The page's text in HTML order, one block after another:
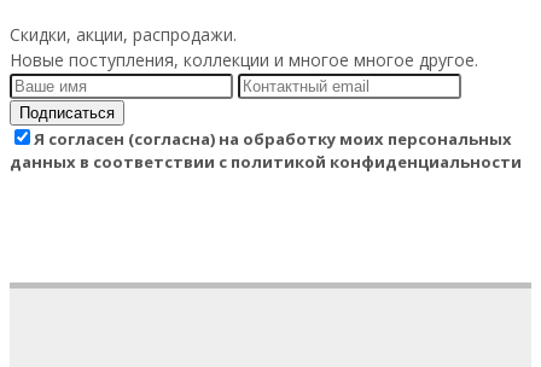
Скидки, акции, распродажи.
Новые поступления, коллекции и многое многое другое.
Подписаться
Я согласен (согласна) на обработку моих персональных
данных в соответствии с политикой конфиденциальности